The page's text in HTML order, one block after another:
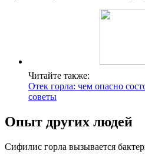
Читайте также:
Отек горла: чем опасно
советы
Опыт других людей
Сифилис горла вызывается